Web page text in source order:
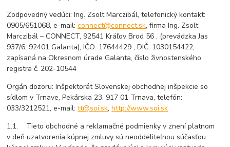
Zodpovedný vedúci: Ing. Zsolt Marczibál, telefonický kontakt:
0905/651068, e-mail:connect@connect.sk, firma Ing. Zsolt
Marczibál – CONNECT, 92541 Kráľov Brod 56 , (prevádzka Jas
937/6, 92401 Galanta), IČO: 17644429 , DIČ: 1030154422,
zapísaná na Okresnom úrade Galanta, číslo živnostenského
registra č. 202-10544
Orgán dozoru: Inšpektorát Slovenskej obchodnej inšpekcie so
sídlom v Trnave, Pekárska 23, 917 01 Trnava, telefón:
033/3212521, e-mail:tt@soi.sk,http://www.soi.sk
1.1. Tieto obchodné a reklamačné podmienky v znení platnom
v deň uzatvorenia kúpnej zmluvy sú neoddeliteľnou súčasťou